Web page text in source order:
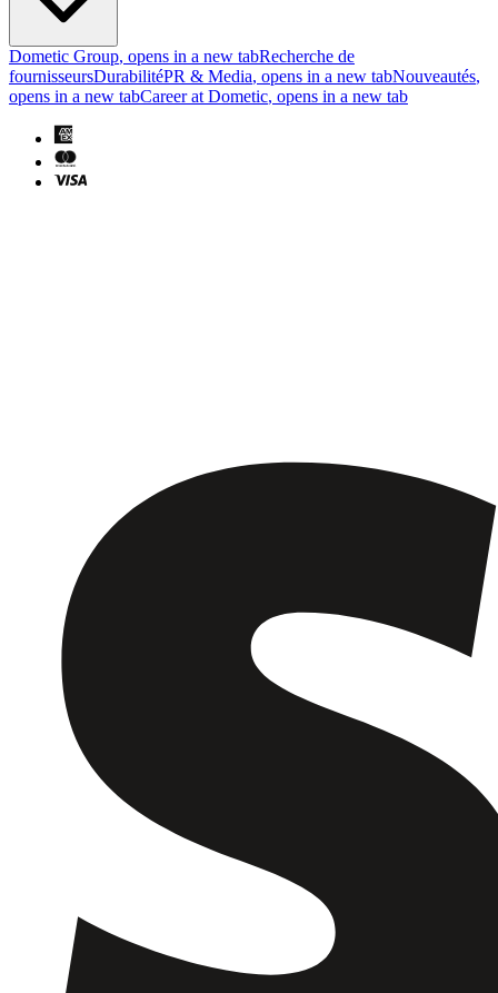
Dometic Group, opens in a new tabRecherche de
fournisseursDurabilitéPR & Media, opens in a new tabNouveautés,
opens in a new tabCareer at Dometic, opens in a new tab